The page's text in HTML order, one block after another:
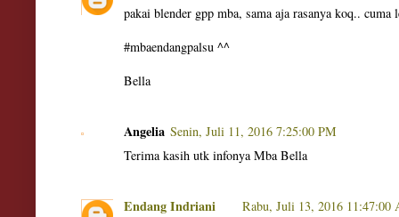
pakai blender gpp mba, sama aja rasanya koq..
#mbaendangpalsu ^^
Bella
Angelia Senin, Juli 11, 2016 7:25:00 PM
Terima kasih utk infonya Mba Bella
Endang Indriani
Rabu, Juli 13, 2016 11:47:00